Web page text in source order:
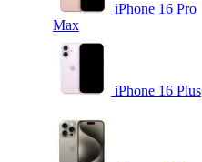
iPhone 16 Pro
Max
iPhone 16 Plus